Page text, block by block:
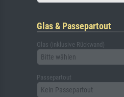
Glas & Passepartout
Glas (inklusive Rückwand)
Bitte wählen
Passepartout
Kein Passepartout